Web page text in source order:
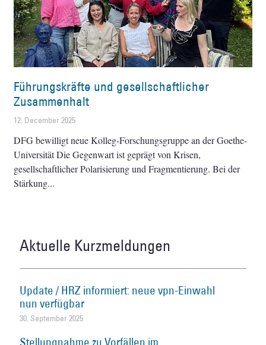
Führungskräfte und gesellschaftlicher
Zusammenhalt
12. December 2025
DFG bewilligt neue Kolleg-Forschungsgruppe an der Goethe-
Universität Die Gegenwart ist geprägt von Krisen,
gesellschaftlicher Polarisierung und Fragmentierung. Bei der
Stärkung
Aktuelle Kurzmeldungen
Update / HRZ informiert: neue vpn-Einwahl
nun verfügbar
30. September 2025
Stellungnahme zu Vorfällen im